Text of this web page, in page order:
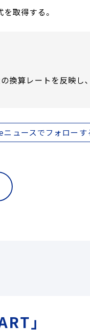
取得する。
換算レートを反映し
ュースでフォローす
」